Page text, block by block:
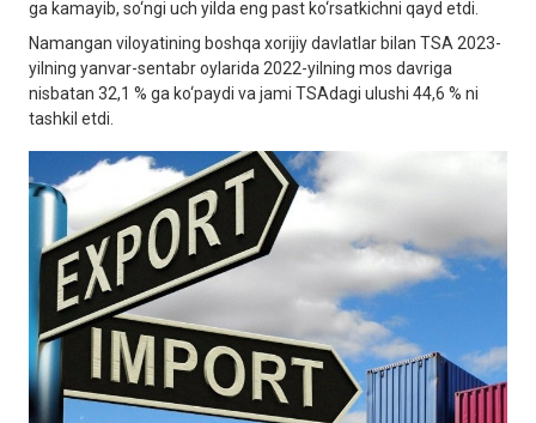
ga kamayib, so‘ngi uch yilda eng past ko‘rsatkichni qayd etdi.
Namangan viloyatining boshqa xorijiy davlatlar bilan TSA 2023-
yilning yanvar-sentabr oylarida 2022-yilning mos davriga
nisbatan 32,1 % ga ko‘paydi va jami TSAdagi ulushi 44,6 % ni
tashkil etdi.